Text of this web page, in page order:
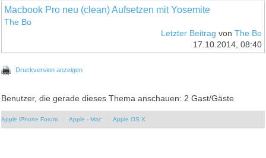
Macbook Pro neu (clean) Aufsetzen mit Yosemite
The Bo
Letzter Beitrag von The Bo
17.10.2014, 08:40
Druckversion anzeigen
Benutzer, die gerade dieses Thema anschauen: 2 Gast/Gäste
Apple iPhone Forum Apple - Mac Apple OS X